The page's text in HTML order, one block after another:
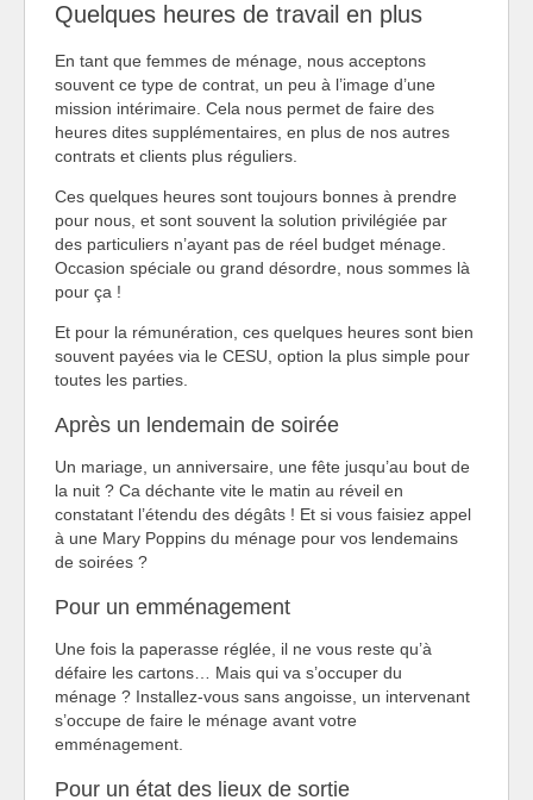
Quelques heures de travail en plus
En tant que femmes de ménage, nous acceptons
souvent ce type de contrat, un peu à l’image d’une
mission intérimaire. Cela nous permet de faire des
heures dites supplémentaires, en plus de nos autres
contrats et clients plus réguliers.
Ces quelques heures sont toujours bonnes à prendre
pour nous, et sont souvent la solution privilégiée par
des particuliers n’ayant pas de réel budget ménage.
Occasion spéciale ou grand désordre, nous sommes là
pour ça !
Et pour la rémunération, ces quelques heures sont bien
souvent payées via le CESU, option la plus simple pour
toutes les parties.
Après un lendemain de soirée
Un mariage, un anniversaire, une fête jusqu’au bout de
la nuit ? Ca déchante vite le matin au réveil en
constatant l’étendu des dégâts ! Et si vous faisiez appel
à une Mary Poppins du ménage pour vos lendemains
de soirées ?
Pour un emménagement
Une fois la paperasse réglée, il ne vous reste qu’à
défaire les cartons… Mais qui va s’occuper du
ménage ? Installez-vous sans angoisse, un intervenant
s’occupe de faire le ménage avant votre
emménagement.
Pour un état des lieux de sortie